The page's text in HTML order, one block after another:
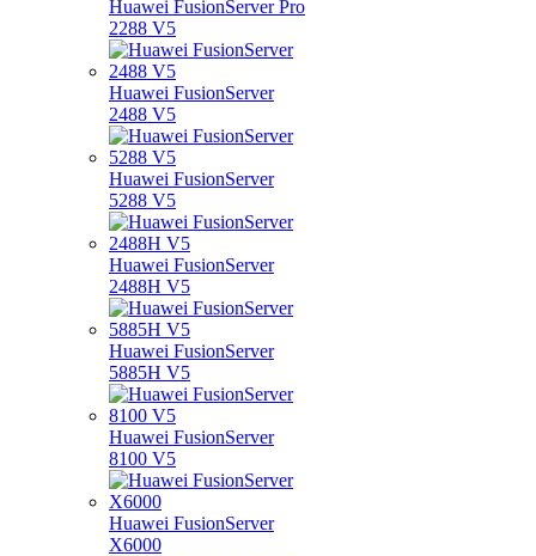
Huawei FusionServer Pro
2288 V5
Huawei FusionServer
2488 V5
Huawei FusionServer
5288 V5
Huawei FusionServer
2488H V5
Huawei FusionServer
5885H V5
Huawei FusionServer
8100 V5
Huawei FusionServer
X6000